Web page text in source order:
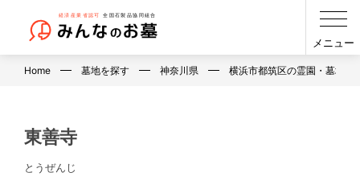
メニュー
Home 墓地を探す 神奈川県 横浜市都筑区の霊園・墓地・
東善寺
とうぜんじ